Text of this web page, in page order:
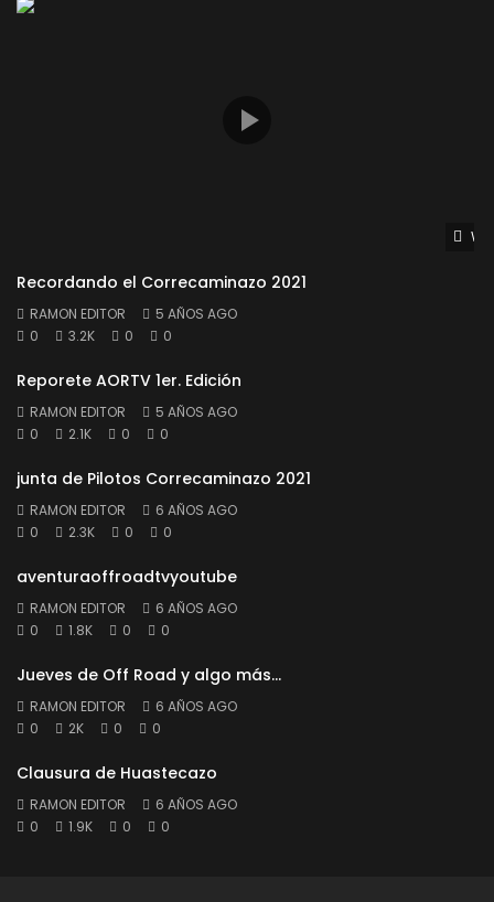
Recordando el Correcaminazo 2021
RAMON EDITOR
5 AÑOS AGO
0
3.2K 0 0
Reporete AORTV 1er. Edición
RAMON EDITOR
5 AÑOS AGO
0
2.1K 0 0
junta de Pilotos Correcaminazo 2021
RAMON EDITOR
6 AÑOS AGO
0
2.3K 0 0
aventuraoffroadtvyoutube
RAMON EDITOR
6 AÑOS AGO
0
1.8K 0 0
Jueves de Off Road y algo más…
RAMON EDITOR
6 AÑOS AGO
0
2K 0 0
Clausura de Huastecazo
RAMON EDITOR
6 AÑOS AGO
0
1.9K 0 0